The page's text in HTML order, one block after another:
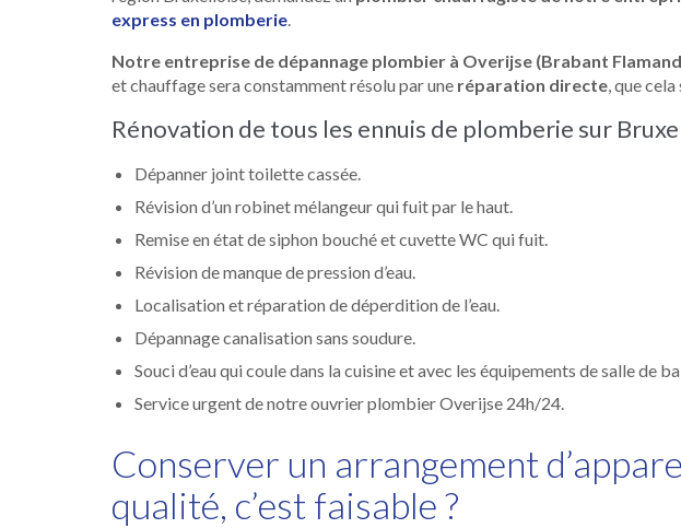
express en plomberie.
Notre entreprise de dépannage plombier à Overijse (Brabant
et chauffage sera constamment résolu par une réparation directe, que
Rénovation de tous les ennuis de plomberie sur
Dépanner joint toilette cassée.
Révision d’un robinet mélangeur qui fuit par le haut.
Remise en état de siphon bouché et cuvette WC qui fuit.
Révision de manque de pression d’eau.
Localisation et réparation de déperdition de l’eau.
Dépannage canalisation sans soudure.
Souci d’eau qui coule dans la cuisine et avec les équipements de salle de
Service urgent de notre ouvrier plombier Overijse 24h/24.
Conserver un arrangement
qualité, c’est faisable ?